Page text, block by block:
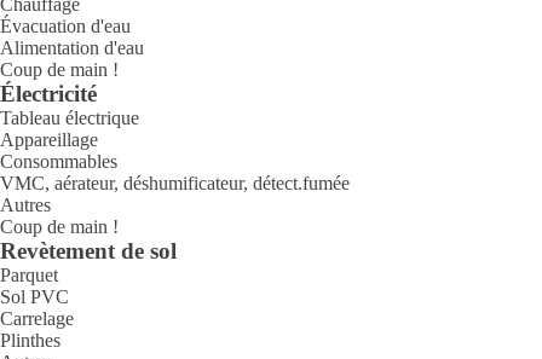
Évacuation d'eau
Alimentation d'eau
Coup de main !
Électricité
Tableau électrique
Appareillage
Consommables
VMC, aérateur, déshumificateur, détect.fumée
Autres
Coup de main !
Revètement de sol
Parquet
Sol PVC
Carrelage
Plinthes